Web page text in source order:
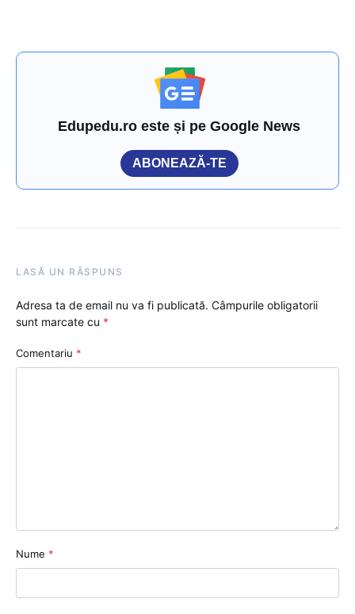
Edupedu.ro este și pe Google News
ABONEAZĂ-TE
LASĂ UN RĂSPUNS
Adresa ta de email nu va fi publicată. Câmpurile obligatorii
sunt marcate cu *
Comentariu *
Nume *